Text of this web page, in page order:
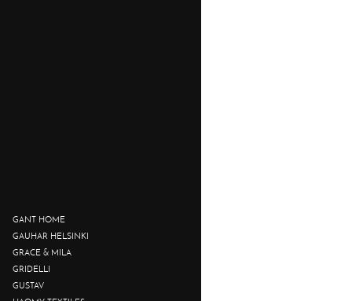
GANT HOME
GAUHAR HELSINKI
GRACE & MILA
GRIDELLI
GUSTAV